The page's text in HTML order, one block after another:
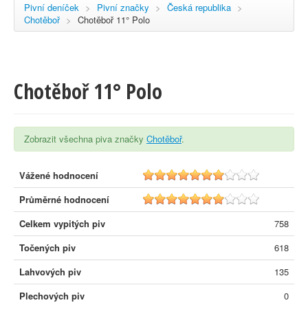
Pivní deníček > Pivní značky > Česká republika >
Chotěboř > Chotěboř 11° Polo
Chotěboř 11° Polo
Zobrazit všechna piva značky Chotěboř.
Vážené hodnocení
6.5
Průměrné hodnocení
6.6
Celkem vypitých piv
758
Točených piv
618
Lahvových piv
135
Plechových piv
0